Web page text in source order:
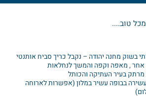
טוב....
סיור חוויתי בשוק מחנה יהודה – נקבל כריך סביח אותנטי
אחר , מאפה וקפה והמשך לנחלאות
עשירה בבופה עשיר במלון (אפשרות לארוחה